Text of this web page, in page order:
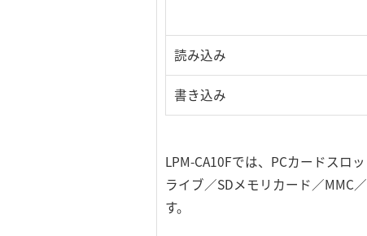
読み込み
書き込み
LPM-CA10Fでは、PCカードスロ
ライブ／SDメモリカード／MMC
す。